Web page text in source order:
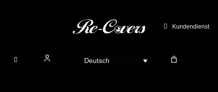
Kundendienst
Deutsch